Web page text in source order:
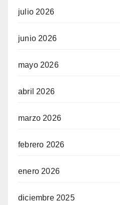
julio 2026
junio 2026
mayo 2026
abril 2026
marzo 2026
febrero 2026
enero 2026
diciembre 2025